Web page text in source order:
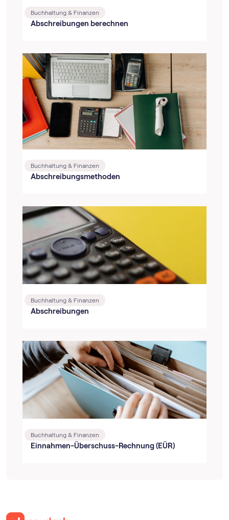
Buchhaltung & Finanzen
Abschreibungen berechnen
Buchhaltung & Finanzen
Abschreibungsmethoden
Buchhaltung & Finanzen
Abschreibungen
Buchhaltung & Finanzen
Einnahmen-Überschuss-Rechnung (EÜR)